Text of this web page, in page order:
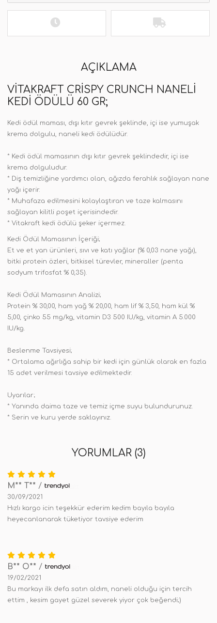
AÇIKLAMA
VITAKRAFT CRISPY CRUNCH NANELI
KEDI ÖDÜLÜ 60 GR;
Kedi ödül maması, dışı kıtır gevrek şeklinde, içi ise yumuşak
krema dolgulu, naneli kedi ödülüdür.
* Kedi ödül mamasının dışı kıtır gevrek şeklindedir, içi ise
krema dolguludur.
* Diş temizliğine yardımcı olan, ağızda ferahlık sağlayan nane
yağı içerir.
* Muhafaza edilmesini kolaylaştıran ve taze kalmasını
sağlayan kilitli poşet içerisindedir.
* Vitakraft kedi ödülü şeker içermez.
Kedi Ödül Mamasının İçeriği;
Et ve et yan ürünleri, sıvı ve katı yağlar (% 0,03 nane yağı),
bitki protein özleri, bitkisel türevler, mineraller (penta
sodyum trifosfat % 0,35).
Kedi Ödül Mamasının Analizi;
Protein % 30,00, ham yağ % 20,00, ham lif % 3,50, ham kül %
5,00, çinko 55 mg/kg, vitamin D3 500 IU/kg, vitamin A 5.000
IU/kg.
Beslenme Tavsiyesi;
* Ortalama ağırlığa sahip bir kedi için günlük olarak en fazla
15 adet verilmesi tavsiye edilmektedir.
Uyarılar;
* Yanında daima taze ve temiz içme suyu bulundurunuz.
* Serin ve kuru yerde saklayınız.
YORUMLAR (3)
M** T** /
30/09/2021
Hızlı kargo icin teşekkür ederim kedim bayıla bayıla
heyecanlanarak tüketiyor tavsiye ederim
B** O** /
19/02/2021
Bu markayı ilk defa satın aldım, naneli olduğu için tercih
ettim , kesim gayet güzel severek yiyor çok beğendi;)